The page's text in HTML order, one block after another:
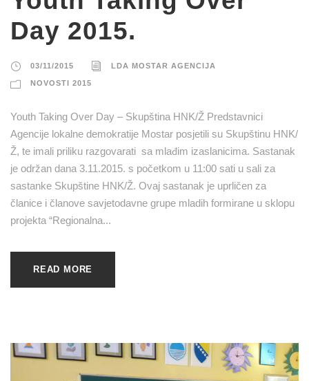
Day 2015.
03/11/2015 LDA MOSTAR AGENCIJA
NOVOSTI 2015
Youth Taking Over Day – Skupština HNK/Ž Predstavnici
Agencije lokalne demokratije Mostar posjetili su Skupštinu HNK/
Ž, te imali priliku razgovarati sa mlađim izaslanicima. Sastanak
je održan dana 3.11.2015. s početkom u 11:00 sati u sali za
sastanke Skupštine HNK/Ž. Ovaj sastanak je uprličen za
članice i članove savjetodavne grupe mladih formirane u sklopu
projekta “Regionalna...
READ MORE